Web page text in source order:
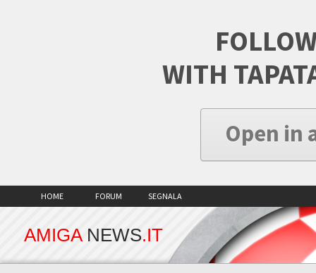
WITH
Open in
HOME FORUM SEGNALA
AMIGA NEWS.IT